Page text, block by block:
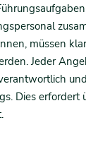
müssen
Jeder
Dies erfordert